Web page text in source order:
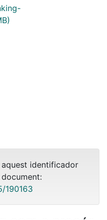
identificador
190163